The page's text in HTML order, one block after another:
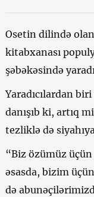
Osetin dilində
kitabxanası
şəbəkəsində
Yaradıcılardan
danışıb ki, artıq
tezliklə də
“Biz özümüz
əsasda, bizim
də